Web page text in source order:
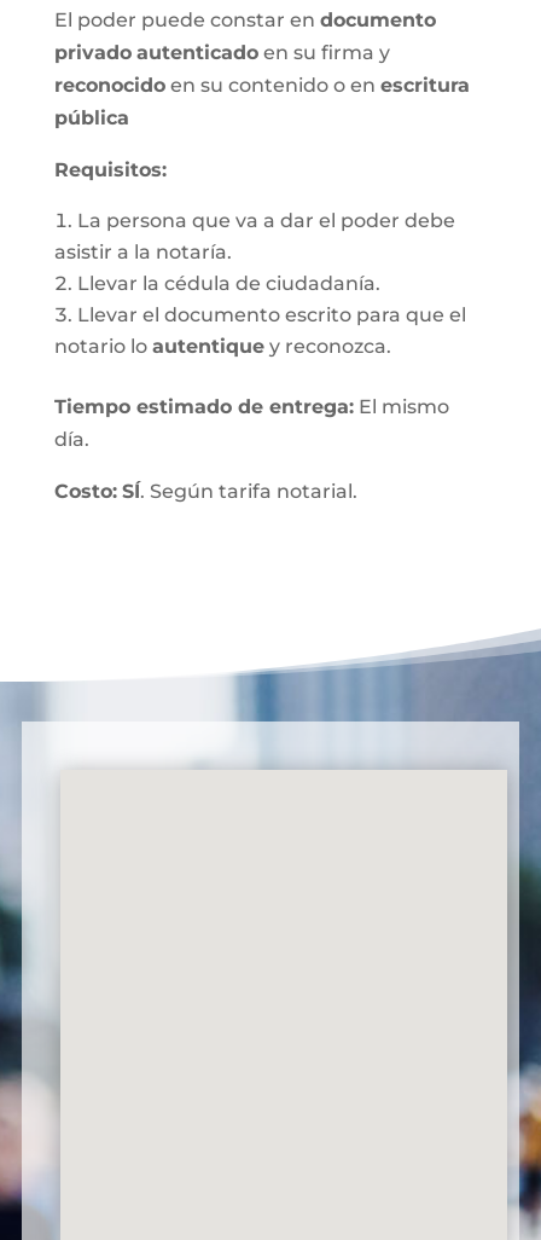
El poder puede constar en documento
privado autenticadoen su firma y
reconocidoen su contenido o en escritura
pública
Requisitos:
La persona que va a dar el poder debe
asistir a la notaría.
Llevar la cédula de ciudadanía.
Llevar el documento escrito para que el
notario lo autentiquey reconozca.
Tiempo estimado de entrega:El mismo
día.
Costo: SÍ. Según tarifa notarial.